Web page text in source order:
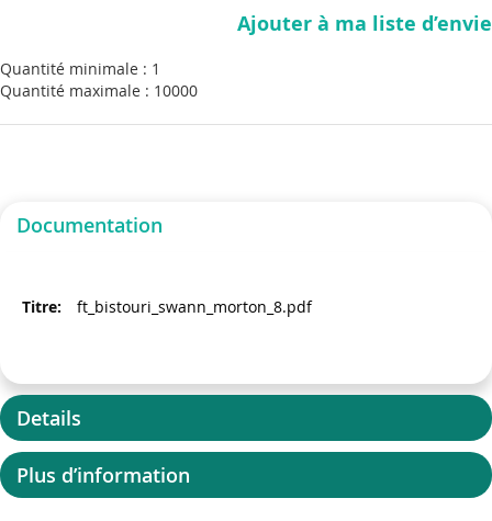
Ajouter à ma liste d’envie
Quantité minimale : 1
Quantité maximale : 10000
Documentation
ft_bistouri_swann_morton_8.pdf
Details
Plus d’information